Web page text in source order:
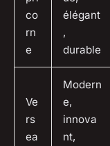
co
rn
e
élégant
,
durable
Ve
rs
ea
Modern
e,
innova
nt,